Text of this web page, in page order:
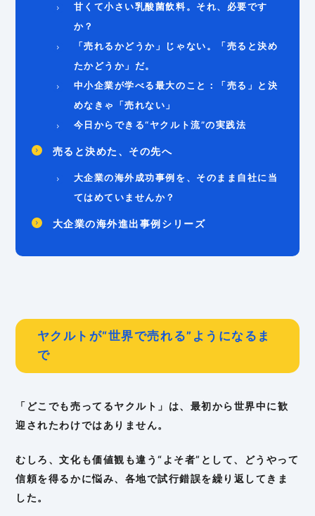
甘くて小さい乳酸菌飲料。それ、必要です
か？
「売れるかどうか」じゃない。「売ると決め
たかどうか」だ。
中小企業が学べる最大のこと：「売る」と決
めなきゃ「売れない」
今日からできる“ヤクルト流”の実践法
売ると決めた、その先へ
大企業の海外成功事例を、そのまま自社に当
てはめていませんか？
大企業の海外進出事例シリーズ
ヤクルトが“世界で売れる”ようになるま
で
「どこでも売ってるヤクルト」は、最初から世界中に歓
迎されたわけではありません。
むしろ、文化も価値観も違う“よそ者”として、どうやって
信頼を得るかに悩み、各地で試行錯誤を繰り返してきま
した。